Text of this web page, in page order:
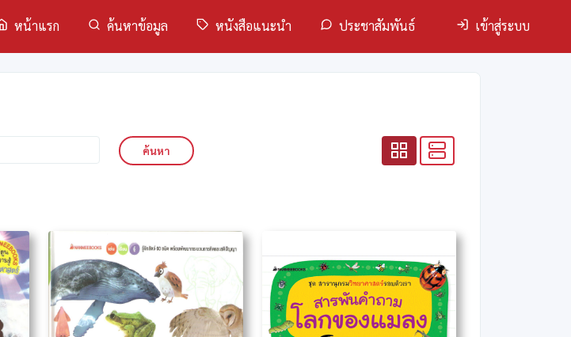
หน้าแรก ค้นหาข้อมูล หนังสือแนะนำ ประชาสัมพันธ์ เข้าสู่ระบบ
ค้นหา